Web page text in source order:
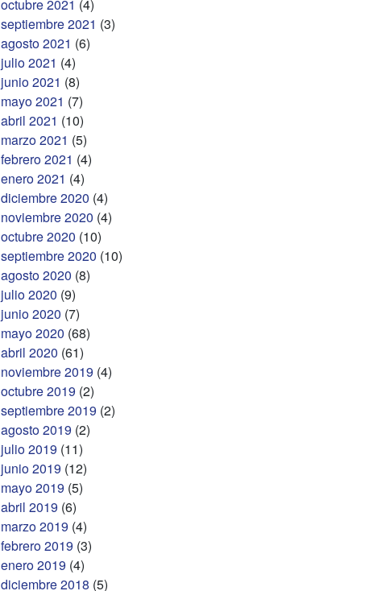
octubre 2021 (4)
septiembre 2021 (3)
agosto 2021 (6)
julio 2021 (4)
junio 2021 (8)
mayo 2021 (7)
abril 2021 (10)
marzo 2021 (5)
febrero 2021 (4)
enero 2021 (4)
diciembre 2020 (4)
noviembre 2020 (4)
octubre 2020 (10)
septiembre 2020 (10)
agosto 2020 (8)
julio 2020 (9)
junio 2020 (7)
mayo 2020 (68)
abril 2020 (61)
noviembre 2019 (4)
octubre 2019 (2)
septiembre 2019 (2)
agosto 2019 (2)
julio 2019 (11)
junio 2019 (12)
mayo 2019 (5)
abril 2019 (6)
marzo 2019 (4)
febrero 2019 (3)
enero 2019 (4)
diciembre 2018 (5)